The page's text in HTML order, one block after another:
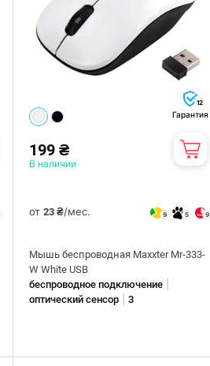
12
Гарантия
199 ₴
В наличии
от23 ₴/мес. 9 5 9
Мышь беспроводная Maxxter Mr-333-
W White USB
беспроводное подключение
оптический сенсор |3